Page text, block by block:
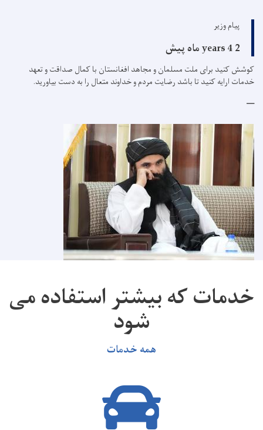
پیام وزیر
2 years 4 ماه پیش
کوشش کنید برای ملت مسلمان و مجاهد افغانستان با کمال صداقت و تعهد
خدمات ارایه کنید تا باشد رضایت مردم و خداوند متعال را به دست بیاورید.
خدمات که بیشتر استفاده می
شود
همه خدمات